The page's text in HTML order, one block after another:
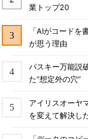
業トップ20
「AIがコード
が思う理由
パスキー万能説
た“想定外の穴”
アイリスオーヤ
を変えて解決し